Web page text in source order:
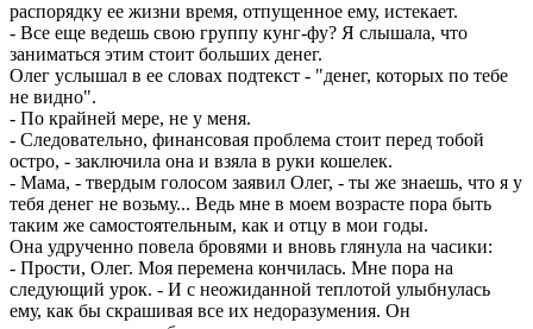
распорядку ее жизни время, отпущенное ему, истекает.
- Все еще ведешь свою группу кунг-фу? Я слышала, что
заниматься этим стоит больших денег.
Олег услышал в ее словах подтекст - "денег, которых по тебе
не видно".
- По крайней мере, не у меня.
- Следовательно, финансовая проблема стоит перед тобой
остро, - заключила она и взяла в руки кошелек.
- Мама, - твердым голосом заявил Олег, - ты же знаешь, что я у
тебя денег не возьму... Ведь мне в моем возрасте пора быть
таким же самостоятельным, как и отцу в мои годы.
Она удрученно повела бровями и вновь глянула на часики:
- Прости, Олег. Моя перемена кончилась. Мне пора на
следующий урок. - И с неожиданной теплотой улыбнулась
ему, как бы скрашивая все их недоразумения. Он